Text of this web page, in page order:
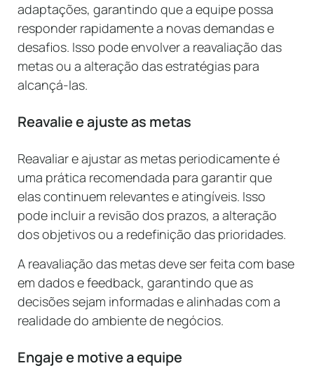
adaptações, garantindo que a equipe possa
responder rapidamente a novas demandas e
desafios. Isso pode envolver a reavaliação das
metas ou a alteração das estratégias para
alcançá-las.
Reavalie e ajuste as metas
Reavaliar e ajustar as metas periodicamente é
uma prática recomendada para garantir que
elas continuem relevantes e atingíveis. Isso
pode incluir a revisão dos prazos, a alteração
dos objetivos ou a redefinição das prioridades.
A reavaliação das metas deve ser feita com base
em dados e feedback, garantindo que as
decisões sejam informadas e alinhadas com a
realidade do ambiente de negócios.
Engaje e motive a equipe